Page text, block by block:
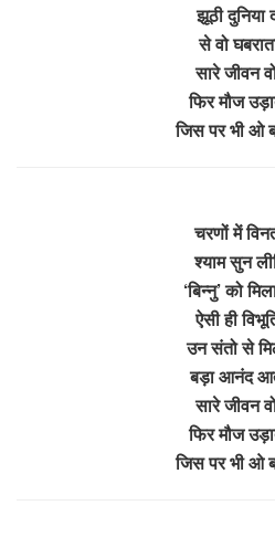
झूठी दुनिया
से वो
सारे जीवन
फिर मौज
जिस पर भी ओ
चरणों में
श्याम सुन
‘बिन्नु’ को
ऐसी ही
उन संतो से
बड़ा आनंद
सारे जीवन
फिर मौज
जिस पर भी ओ